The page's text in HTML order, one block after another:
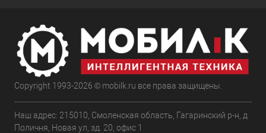
Copyright 1993-2026 © mobilk.ru все права защищены.
Наш адрес: 215010, Смоленская область, Гагаринский р-н, д
Поличня, Новая ул, зд. 20, офис 1